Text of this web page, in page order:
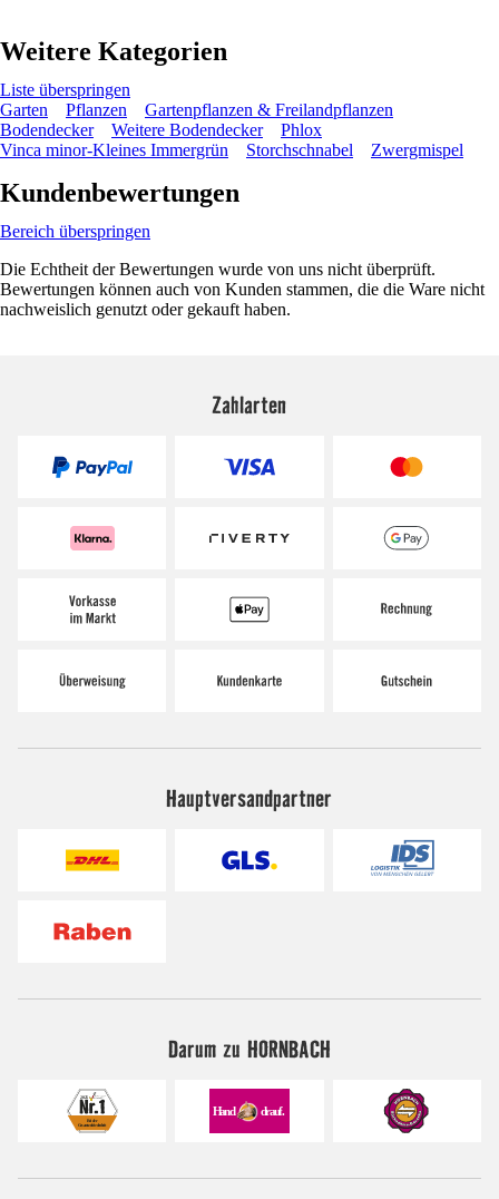
Weitere Kategorien
Liste überspringen
Garten
Pflanzen
Gartenpflanzen & Freilandpflanzen
Bodendecker
Weitere Bodendecker
Phlox
Vinca minor-Kleines Immergrün
Storchschnabel Zwergmispel
Kundenbewertungen
Bereich überspringen
Die Echtheit der Bewertungen wurde von uns nicht überprüft.
Bewertungen können auch von Kunden stammen, die die Ware nicht
nachweislich genutzt oder gekauft haben.
Zahlarten
Hauptversandpartner
Darum zu HORNBACH